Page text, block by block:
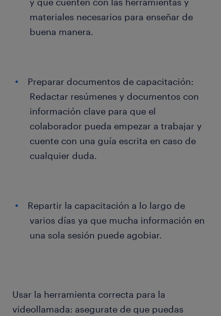
materiales necesarios para enseñar de
buena manera.
Preparar documentos de capacitación:
Redactar resúmenes y documentos con
información clave para que el
colaborador pueda empezar a trabajar y
cuente con una guía escrita en caso de
cualquier duda.
Repartir la capacitación a lo largo de
varios días ya que mucha información en
una sola sesión puede agobiar.
Usar la herramienta correcta para la
videollamada: asegurate de que puedas